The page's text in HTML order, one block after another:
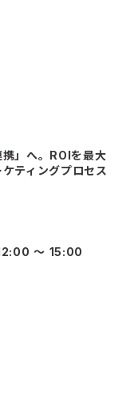
携」へ。ROIを最大
ティングプロセス
〜 15:00